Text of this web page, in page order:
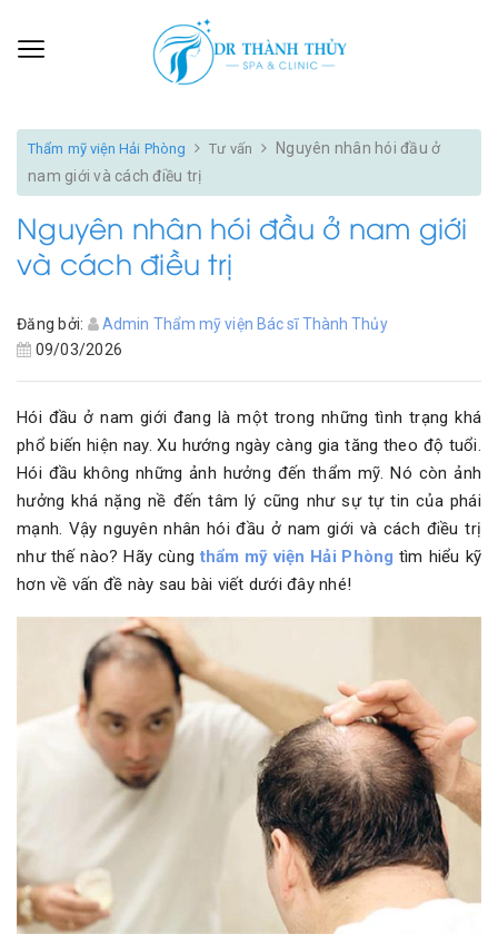
Thẩm mỹ viện Hải Phòng Tư vấn
Nguyên nhân hói đầu ở
nam giới và cách điều trị
Nguyên nhân hói đầu ở nam giới
và cách điều trị
Đăng bởi:
Admin Thẩm mỹ viện Bác sĩ Thành Thủy
09/03/2026
Hói đầu ở nam giới đang là một trong những tình trạng khá
phổ biến hiện nay. Xu hướng ngày càng gia tăng theo độ tuổi.
Hói đầu không những ảnh hưởng đến thẩm mỹ. Nó còn ảnh
hưởng khá nặng nề đến tâm lý cũng như sự tự tin của phái
mạnh. Vậy nguyên nhân hói đầu ở nam giới và cách điều trị
như thế nào? Hãy cùng thẩm mỹ viện Hải Phòng tìm hiểu kỹ
hơn về vấn đề này sau bài viết dưới đây nhé!